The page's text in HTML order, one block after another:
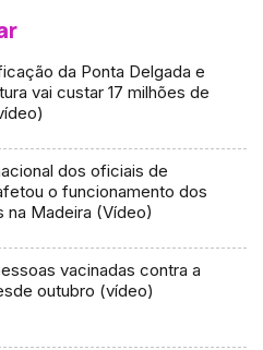
da Ponta Delgada e
vai custar 17 milhões de
dos oficiais de
o funcionamento dos
na Madeira (Vídeo)
vacinadas contra a
outubro (vídeo)